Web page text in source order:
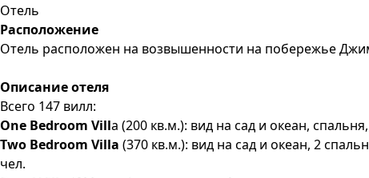
Отель
Расположение
Отель расположен на возвышенности на побережье
Описание отеля
Всего 147 вилл:
One Bedroom Villa (200 кв.м.): вид на сад и океан,
Two Bedroom Villa (370 кв.м.): вид на сад и океан, 2
чел.